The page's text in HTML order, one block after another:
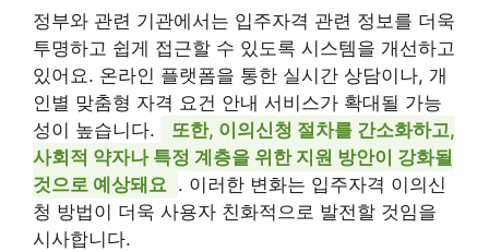
정부와 관련 기관에서는 입주자격 관련 정보를 더욱
투명하고 쉽게 접근할 수 있도록 시스템을 개선하고
있어요. 온라인 플랫폼을 통한 실시간 상담이나, 개
인별 맞춤형 자격 요건 안내 서비스가 확대될 가능
성이 높습니다.
또한, 이의신청 절차를 간소화하고,
사회적 약자나 특정 계층을 위한 지원 방안이 강화될
것으로 예상돼요 . 이러한 변화는 입주자격 이의신
청 방법이 더욱 사용자 친화적으로 발전할 것임을
시사합니다.